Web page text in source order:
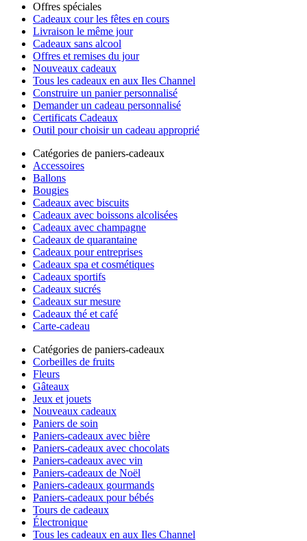
Offres spéciales
Cadeaux cour les fêtes en cours
Livraison le même jour
Cadeaux sans alcool
Offres et remises du jour
Nouveaux cadeaux
Tous les cadeaux en aux Iles Channel
Construire un panier personnalisé
Demander un cadeau personnalisé
Certificats Cadeaux
Outil pour choisir un cadeau approprié
Catégories de paniers-cadeaux
Accessoires
Ballons
Bougies
Cadeaux avec biscuits
Cadeaux avec boissons alcolisées
Cadeaux avec champagne
Cadeaux de quarantaine
Cadeaux pour entreprises
Cadeaux spa et cosmétiques
Cadeaux sportifs
Cadeaux sucrés
Cadeaux sur mesure
Cadeaux thé et café
Carte-cadeau
Catégories de paniers-cadeaux
Corbeilles de fruits
Fleurs
Gâteaux
Jeux et jouets
Nouveaux cadeaux
Paniers de soin
Paniers-cadeaux avec bière
Paniers-cadeaux avec chocolats
Paniers-cadeaux avec vin
Paniers-cadeaux de Noël
Paniers-cadeaux gourmands
Paniers-cadeaux pour bébés
Tours de cadeaux
Électronique
Tous les cadeaux en aux Iles Channel